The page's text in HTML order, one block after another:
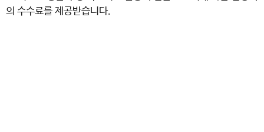
의 수수료를 제공받습니다.